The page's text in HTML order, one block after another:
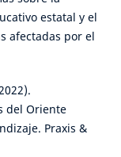
estatal y el
afectadas por el
del Oriente
Praxis &